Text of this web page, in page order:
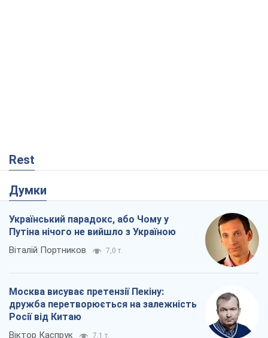
Rest
Думки
Український парадокс, або Чому у
Путіна нічого не вийшло з Україною
Віталій Портников 7,0 т.
Москва висуває претензії Пекіну:
дружба перетворюється на залежність
Росії від Китаю
Віктор Каспрук 7,1 т.